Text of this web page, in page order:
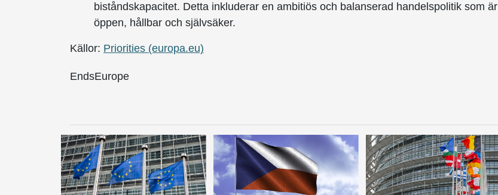
biståndskapacitet. Detta inkluderar en ambitiös och balanserad handelspolitik som är
öppen, hållbar och självsäker.
Källor: Priorities (europa.eu)
EndsEurope